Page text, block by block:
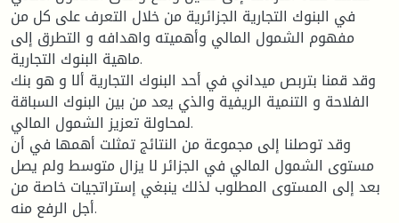
في البنوك التجارية الجزائرية من خلال التعرف على كل من
مفهوم الشمول المالي وأهميته واهدافه و التطرق إلى
ماهية البنوك التجارية.
وقد قمنا بتربص ميداني في أحد البنوك التجارية ألا و هو بنك
الفلاحة و التنمية الريفية والذي يعد من بين البنوك السباقة
لمحاولة تعزيز الشمول المالي.
وقد توصلنا إلى مجموعة من النتائج تمثلت أهمها في أن
مستوى الشمول المالي في الجزائر لا يزال متوسط ولم يصل
بعد إلى المستوى المطلوب لذلك ينبغي إستراتجيات خاصة من
أجل الرفع منه.